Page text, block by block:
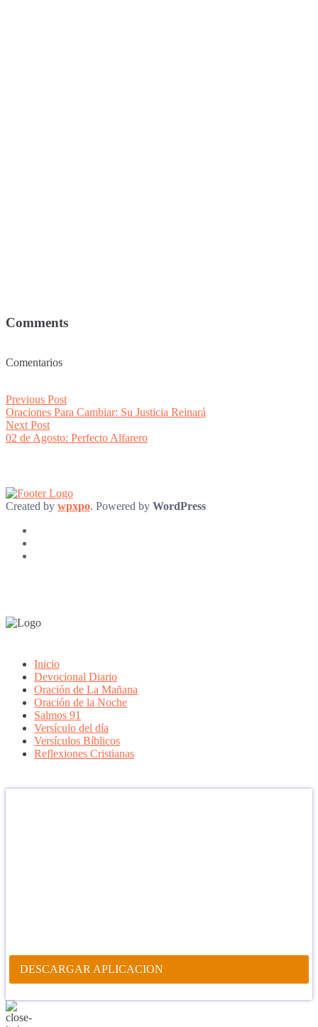
Comments
Comentarios
Post
navigation
Previous PostPrevious
post:
Oraciones Para Cambiar: Su Justicia Reinará
Next PostNext
post:
02 de Agosto: Perfecto Alfarero
Created by wpxpo. Powered by WordPress
Inicio
Devocional Diario
Oración de La Mañana
Oración de la Noche
Salmos 91
Versículo del día
Versículos Bíblicos
Reflexiones Cristianas
DESCARGAR APLICACION